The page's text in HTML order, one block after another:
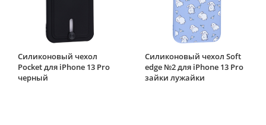
Силиконовый чехол
Pocket для iPhone 13 Pro
черный
Силиконовый чехол Soft
edge №2 для iPhone 13 Pro
зайки лужайки